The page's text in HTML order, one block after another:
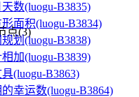
数(luogu-B3835)
面积(luogu-B3834)
划(luogu-B3838)
加(luogu-B3839)
(luogu-B3863)
幸运数(luogu-B3864)
点(3)